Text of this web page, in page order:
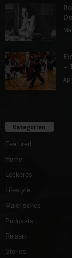
–
Kategorien
Featured
Home
Leckeres
Lifestyle
Malerisches
Podcasts
Reisen
Stories